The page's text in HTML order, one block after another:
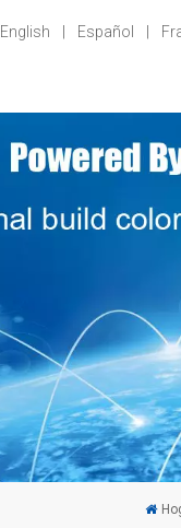
English Español